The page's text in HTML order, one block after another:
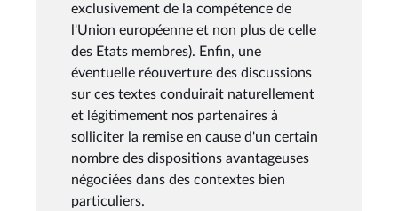
exclusivement de la compétence de
l'Union européenne et non plus de celle
des Etats membres). Enfin, une
éventuelle réouverture des discussions
sur ces textes conduirait naturellement
et légitimement nos partenaires à
solliciter la remise en cause d'un certain
nombre des dispositions avantageuses
négociées dans des contextes bien
particuliers.